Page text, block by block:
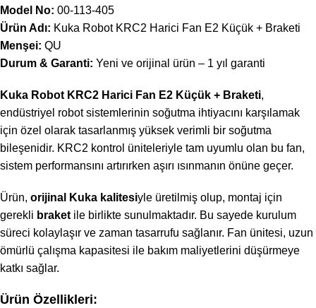
Model No: 00-113-405
Ürün Adı: Kuka Robot KRC2 Harici Fan E2 Küçük + Braketi
Menşei: QU
Durum & Garanti: Yeni ve orijinal ürün – 1 yıl garanti
Kuka Robot KRC2 Harici Fan E2 Küçük + Braketi,
endüstriyel robot sistemlerinin soğutma ihtiyacını karşılamak
için özel olarak tasarlanmış yüksek verimli bir soğutma
bileşenidir. KRC2 kontrol üniteleriyle tam uyumlu olan bu fan,
sistem performansını artırırken aşırı ısınmanın önüne geçer.
Ürün, orijinal Kuka kalitesiyle üretilmiş olup, montaj için
gerekli braket ile birlikte sunulmaktadır. Bu sayede kurulum
süreci kolaylaşır ve zaman tasarrufu sağlanır. Fan ünitesi, uzun
ömürlü çalışma kapasitesi ile bakım maliyetlerini düşürmeye
katkı sağlar.
Ürün Özellikleri: